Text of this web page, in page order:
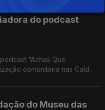
do podcast
“Achas Que
comunitária nas Caldas
do Museu das